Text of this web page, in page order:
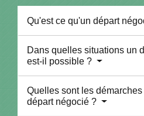
Qu'est ce qu'un départ
Dans quelles situations un
est-il possible ?
Quelles sont les
départ négocié ?